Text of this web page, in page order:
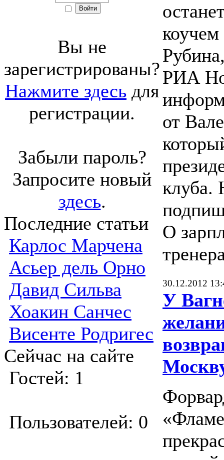
Вы не
зарегистрированы?
Нажмите здесь для
регистрации.
Забыли пароль?
Запросите новый
здесь.
Последние статьи
Карлос Марчена
Асьер дель Орно
Давид Сильва
Хоакин Санчес
Висенте Родригес
Сейчас на сайте
Гостей: 1
Пользователей: 0
коучем
РИА
от
клуба.
О
30.12.2012
У